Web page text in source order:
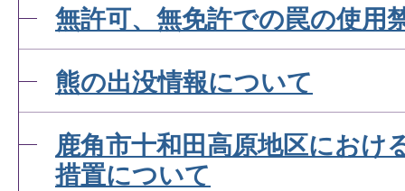
無許可、無免許での罠の使用
熊の出没情報について
鹿角市十和田高原地区におけ
措置について